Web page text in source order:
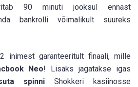
90 minuti jooksul ennast
bankrolli võimalikult suureks
inimest garanteeritult finaali, mille
Neo! Lisaks jagatakse igas
spinni Shokkeri kasiinosse